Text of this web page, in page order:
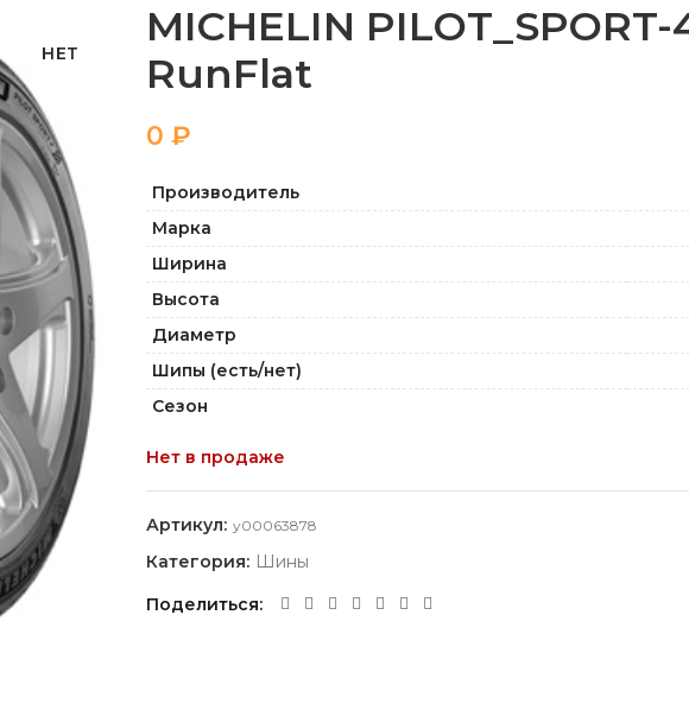
НЕТ
MICHELIN
RunFlat
₽
Производитель
Марка
Ширина
Высота
Диаметр
Шипы (есть/нет)
Сезон
Нет в продаже
Артикул: y00063878
Категория: Шины
Поделиться